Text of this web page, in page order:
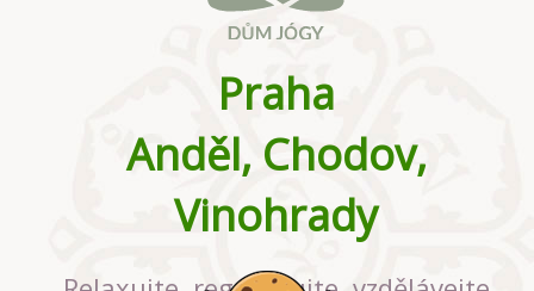
Praha
Anděl, Chodov,
Vinohrady